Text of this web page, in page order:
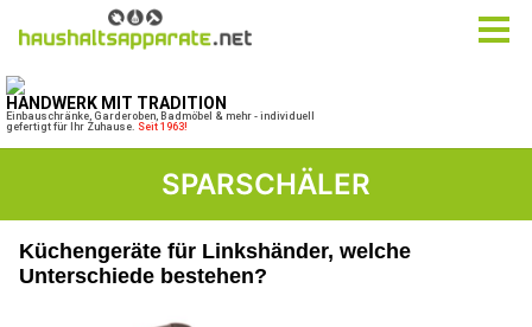
SPARSCHÄLER
Küchengeräte für Linkshänder, welche
Unterschiede bestehen?